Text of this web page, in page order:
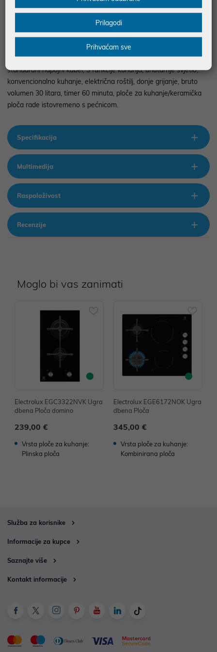
dizajna i jednostavnog održavanja.
Snaga lijeve ploče (W) 1000 W, snaga desne ploče (W) 600 W,
snaga pećnice (W) 1600 W, ukupna snaga (W) 3200 W,
standardni napojni kabel, 3 funkcije kuhanja, unutarnje svjetlo,
konvencionalno kuhanje, električna roštilj, donje grijanje, bruto
volumen 30 litara, timer 60 minuta, ploče za kuhanje/keramička
ploča rade istovremeno s pećnicom.
Specifikacija
Multimedija
Raspoloživost
Recenzije
Moglo bi vas zanimati
Electrolux EGC3322NVK Ugra
dbena Ploča domino
239,00 €
Vrsta ploče za kuhanje:
Plinska ploča
Electrolux EGE6172NOK Ugra
dbena Ploča
345,00 €
Vrsta ploče za kuhanje:
Kombinirana ploča
Služba za korisnike
Informacije za kupce
Saznajte više
Kontakt informacije
Prilagodi
Prihvaćam sve